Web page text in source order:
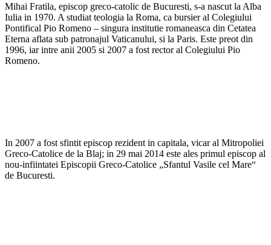
Mihai Fratila, episcop greco-catolic de Bucuresti, s-a nascut la Alba
Iulia in 1970. A studiat teologia la Roma, ca bursier al Colegiului
Pontifical Pio Romeno – singura institutie romaneasca din Cetatea
Eterna aflata sub patronajul Vaticanului, si la Paris. Este preot din
1996, iar intre anii 2005 si 2007 a fost rector al Colegiului Pio
Romeno.
In 2007 a fost sfintit episcop rezident in capitala, vicar al Mitropoliei
Greco-Catolice de la Blaj; in 29 mai 2014 este ales primul episcop al
nou-infiintatei Episcopii Greco-Catolice „Sfantul Vasile cel Mare“
de Bucuresti.